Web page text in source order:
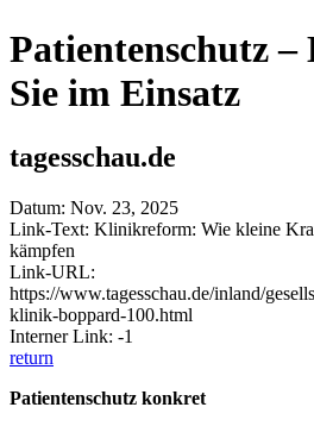
Patientenschutz
Sie im Einsatz
tagesschau.de
Datum: Nov. 23, 2025
Link-Text: Klinikreform: Wie kleine
kämpfen
Link-URL:
https://www.tagesschau.de/inland/
klinik-boppard-100.html
Interner Link: -1
return
Patientenschutz konkret